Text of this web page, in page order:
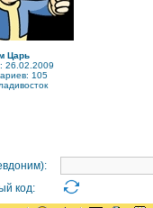
Царь
26.02.2009
105
код: